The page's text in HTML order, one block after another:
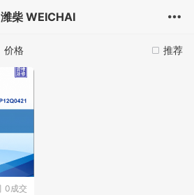
潍柴 WEICHAI
推荐
价格
0成交